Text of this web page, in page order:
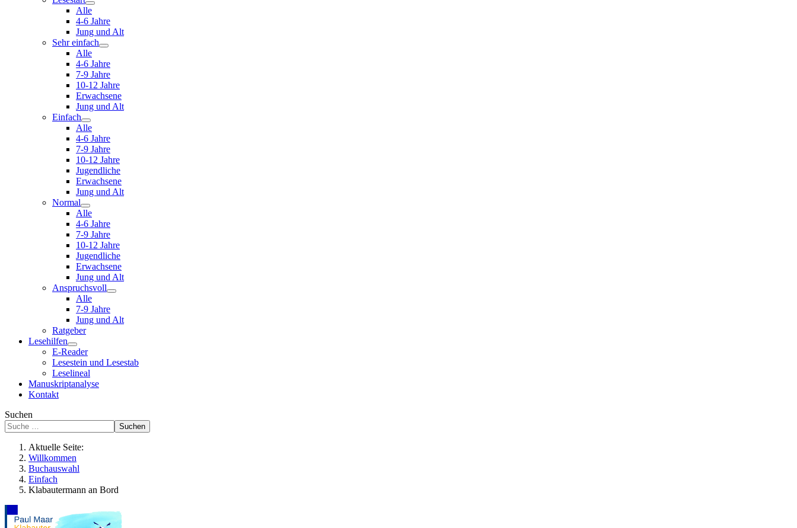
Alle
4-6 Jahre
Jung und Alt
Sehr einfach
Alle
4-6 Jahre
7-9 Jahre
10-12 Jahre
Erwachsene
Jung und Alt
Einfach
Alle
4-6 Jahre
7-9 Jahre
10-12 Jahre
Jugendliche
Erwachsene
Jung und Alt
Normal
Alle
4-6 Jahre
7-9 Jahre
10-12 Jahre
Jugendliche
Erwachsene
Jung und Alt
Anspruchsvoll
Alle
7-9 Jahre
Jung und Alt
Ratgeber
Lesehilfen
E-Reader
Lesestein und Lesestab
Leselineal
Manuskriptanalyse
Kontakt
Suchen
Suchen
Aktuelle Seite:
Willkommen
Buchauswahl
Einfach
Klabautermann an Bord